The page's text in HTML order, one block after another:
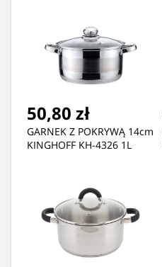
50,80 zł
GARNEK Z POKRYWĄ 14cm
KINGHOFF KH-4326 1L